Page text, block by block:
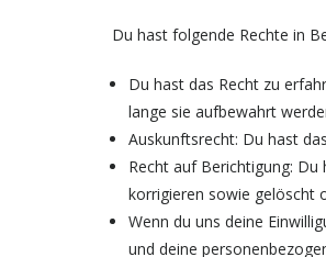
Du hast folgende Rechte in
Du hast das Recht zu
lange sie aufbewahrt
Auskunftsrecht: Du hast
Recht auf Berichtigung:
korrigieren sowie gelöscht
Wenn du uns deine
und deine